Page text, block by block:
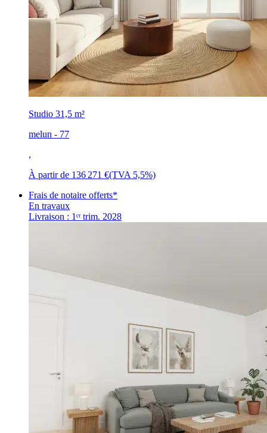
Studio 31,5 m²
melun - 77
,
À partir de 136 271 €(TVA 5,5%)
Frais de notaire offerts*
En travaux
Livraison : 1ᵉʳ trim. 2028